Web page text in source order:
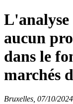
L'analyse
aucun
dans le
marchés
Bruxelles, 07/10/